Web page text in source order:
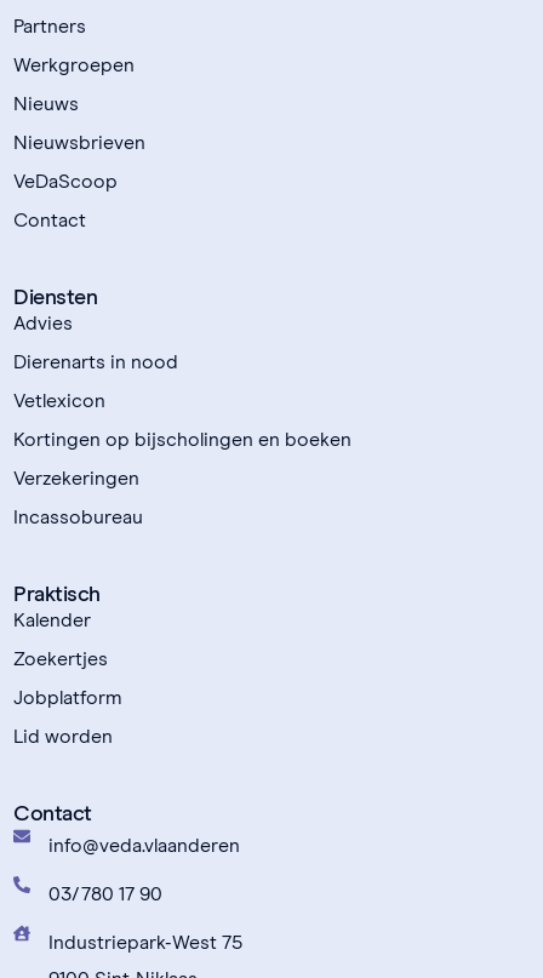
Partners
Werkgroepen
Nieuws
Nieuwsbrieven
VeDaScoop
Contact
Diensten
Advies
Dierenarts in nood
Vetlexicon
Kortingen op bijscholingen en boeken
Verzekeringen
Incassobureau
Praktisch
Kalender
Zoekertjes
Jobplatform
Lid worden
Contact
info@veda.vlaanderen
03/780 17 90
Industriepark-West 75